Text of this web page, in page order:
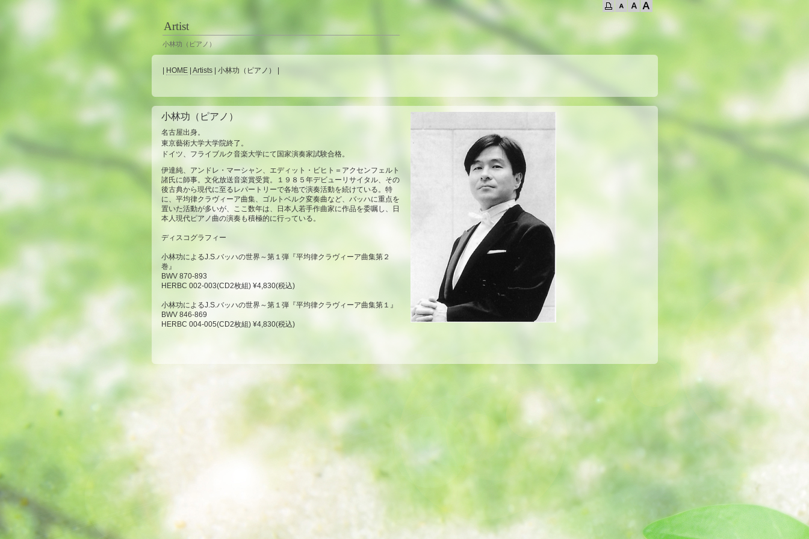
Artist
小林功（ピアノ）
HOME| Artists| 小林功（ピアノ） |
小林功（ピアノ）
名古屋出身。
東京藝術大学大学院終了。
ドイツ、フライブルク音楽大学にて国家演奏家試験合格。
伊達純、アンドレ・マーシャン、エディット・ビヒト＝アクセンフェルト
諸氏に師事。文化放送音楽賞受賞。１９８５年デビューリサイタル、その
後古典から現代に至るレパートリーで各地で演奏活動を続けている。特
に、平均律クラヴィーア曲集、ゴルトベルク変奏曲など、バッハに重点を
置いた活動が多いが、ここ数年は、日本人若手作曲家に作品を委嘱し、日
本人現代ピアノ曲の演奏も積極的に行っている。
ディスコグラフィー
小林功によるJ.S.バッハの世界～第１弾『平均律クラヴィーア曲集第２
巻』
BWV 870-893
HERBC 002-003(CD2枚組) ¥4,830(税込)
小林功によるJ.S.バッハの世界～第１弾『平均律クラヴィーア曲集第１』
BWV 846-869
HERBC 004-005(CD2枚組) ¥4,830(税込)